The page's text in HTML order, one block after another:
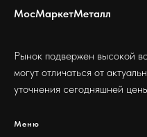
МосМаркетМеталл
Рынок подвержен высокой
могут отличаться от
уточнения сегодняшней
Меню